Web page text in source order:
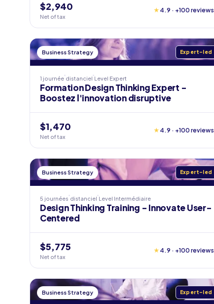
$2,940
Net of tax
★ 4.9 · +100 reviews
Business Strategy Expert-led
1 journée distanciel Level Expert
Formation Design Thinking Expert -
Boostez l'innovation disruptive
$1,470
Net of tax
★ 4.9 · +100 reviews
Business Strategy Expert-led
5 journées distanciel Level Intermédiaire
Design Thinking Training - Innovate User-
Centered
$5,775
Net of tax
★ 4.9 · +100 reviews
Business Strategy Expert-led